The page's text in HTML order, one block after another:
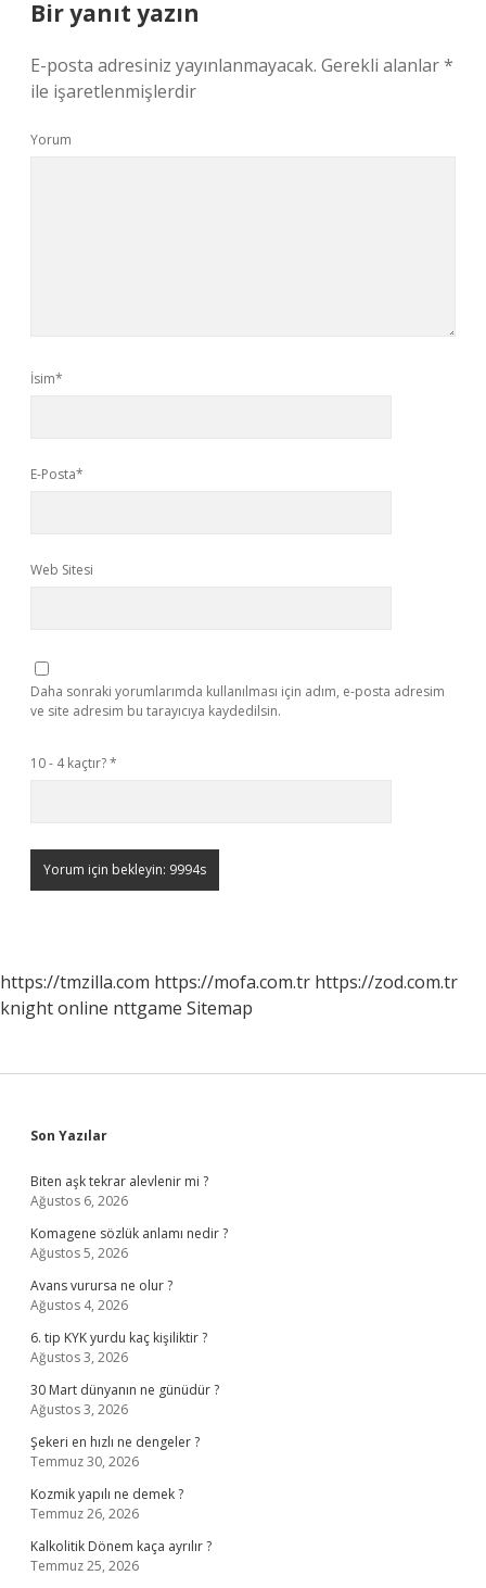
Bir yanıt yazın
E-posta adresiniz yayınlanmayacak. Gerekli alanlar*
ile işaretlenmişlerdir
Yorum
İsim*
E-Posta*
Web Sitesi
Daha sonraki yorumlarımda kullanılması için adım, e-posta adresim
ve site adresim bu tarayıcıya kaydedilsin.
10 - 4 kaçtır?*
https://tmzilla.com https://mofa.com.tr https://zod.com.tr
knight online nttgame Sitemap
Sidebar
Son Yazılar
Biten aşk tekrar alevlenir mi ?
Ağustos 6, 2026
Komagene sözlük anlamı nedir ?
Ağustos 5, 2026
Avans vurursa ne olur ?
Ağustos 4, 2026
6. tip KYK yurdu kaç kişiliktir ?
Ağustos 3, 2026
30 Mart dünyanın ne günüdür ?
Ağustos 3, 2026
Şekeri en hızlı ne dengeler ?
Temmuz 30, 2026
Kozmik yapılı ne demek ?
Temmuz 26, 2026
Kalkolitik Dönem kaça ayrılır ?
Temmuz 25, 2026